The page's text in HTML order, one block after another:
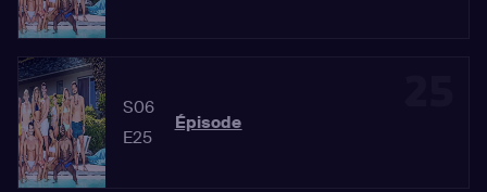
S06
E25
Épisode